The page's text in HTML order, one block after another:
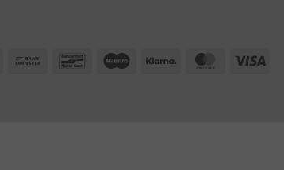
IDeal
Bank
BancontactMaestro Klarna